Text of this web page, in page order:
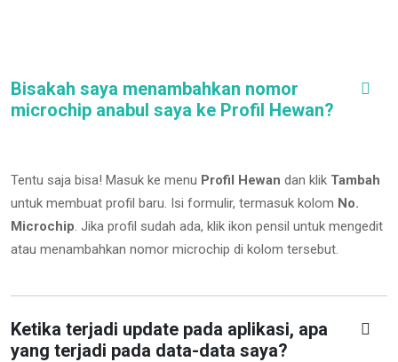
Bisakah saya menambahkan nomor
microchip anabul saya ke Profil Hewan?
Tentu saja bisa! Masuk ke menu Profil Hewan dan klik Tambah
untuk membuat profil baru. Isi formulir, termasuk kolom No.
Microchip. Jika profil sudah ada, klik ikon pensil untuk mengedit
atau menambahkan nomor microchip di kolom tersebut.
Ketika terjadi update pada aplikasi, apa
yang terjadi pada data-data saya?